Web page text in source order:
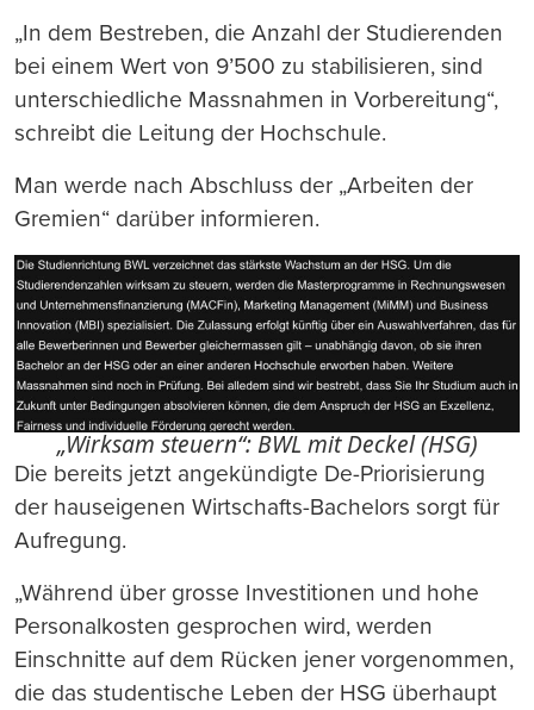
„In dem Bestreben, die Anzahl der Studierenden
bei einem Wert von 9’500 zu stabilisieren, sind
unterschiedliche Massnahmen in Vorbereitung“,
schreibt die Leitung der Hochschule.
Man werde nach Abschluss der „Arbeiten der
Gremien“ darüber informieren.
„Wirksam steuern“: BWL mit Deckel (HSG)
Die bereits jetzt angekündigte De-Priorisierung
der hauseigenen Wirtschafts-Bachelors sorgt für
Aufregung.
„Während über grosse Investitionen und hohe
Personalkosten gesprochen wird, werden
Einschnitte auf dem Rücken jener vorgenommen,
die das studentische Leben der HSG überhaupt